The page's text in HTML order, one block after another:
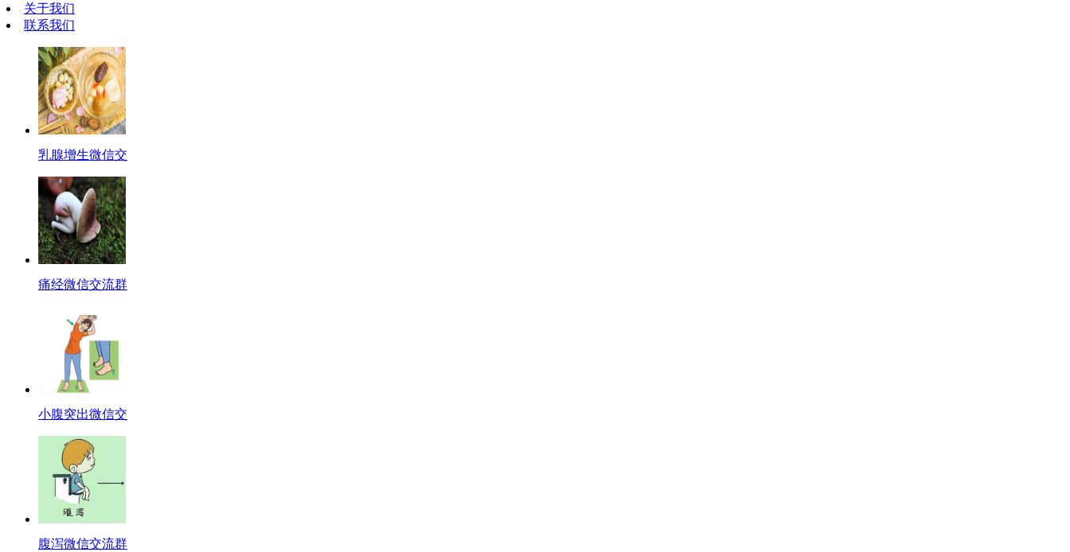
关于我们
联系我们
乳腺增生微信交
痛经微信交流群
小腹突出微信交
腹泻微信交流群